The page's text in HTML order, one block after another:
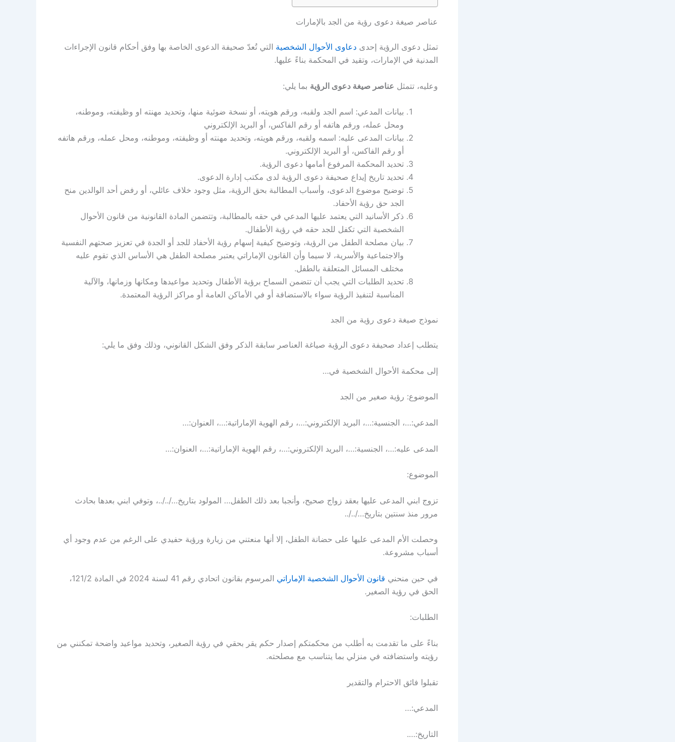
عناصر صيغة دعوى رؤية من الجد بالإمارات
تمثل دعوى الرؤية إحدى دعاوى الأحوال الشخصية التي تُعدّ صحيفة الدعوى الخاصة بها وفق أحكام قانون الإجراءات
المدنية في الإمارات، وتقيد في المحكمة بناءً عليها.
وعليه، تتمثل عناصر صيغة دعوى الرؤية بما يلي:
بيانات المدعي: اسم الجد ولقبه، ورقم هويته، أو نسخة ضوئية منها، وتحديد مهنته او وظيفته، وموطنه،
ومحل عمله، ورقم هاتفه أو رقم الفاكس، أو البريد الإلكتروني
بيانات المدعى عليه: اسمه ولقبه، ورقم هويته، وتحديد مهنته أو وظيفته، وموطنه، ومحل عمله، ورقم هاتفه
أو رقم الفاكس، أو البريد الإلكتروني.
تحديد المحكمة المرفوع أمامها دعوى الرؤية.
تحديد تاريخ إيداع صحيفة دعوى الرؤية لدى مكتب إدارة الدعوى.
توضيح موضوع الدعوى، وأسباب المطالبة بحق الرؤية، مثل وجود خلاف عائلي، أو رفض أحد الوالدين منح
الجد حق رؤية الأحفاد.
ذكر الأسانيد التي يعتمد عليها المدعي في حقه بالمطالبة، وتتضمن المادة القانونية من قانون الأحوال
الشخصية التي تكفل للجد حقه في رؤية الأطفال.
بيان مصلحة الطفل من الرؤية، وتوضيح كيفية إسهام رؤية الأحفاد للجد أو الجدة في تعزيز صحتهم النفسية
والاجتماعية والأسرية، لا سيما وأن القانون الإماراتي يعتبر مصلحة الطفل هي الأساس الذي تقوم عليه
مختلف المسائل المتعلقة بالطفل.
تحديد الطلبات التي يجب أن تتضمن السماح برؤية الأطفال وتحديد مواعيدها ومكانها وزمانها، والآلية
المناسبة لتنفيذ الرؤية سواء بالاستضافة أو في الأماكن العامة أو مراكز الرؤية المعتمدة.
نموذج صيغة دعوى رؤية من الجد
يتطلب إعداد صحيفة دعوى الرؤية صياغة العناصر سابقة الذكر وفق الشكل القانوني، وذلك وفق ما يلي:
إلى محكمة الأحوال الشخصية في…
الموضوع: رؤية صغير من الجد
المدعي:…، الجنسية:…، البريد الإلكتروني:…، رقم الهوية الإماراتية:…، العنوان:…
المدعى عليه:…، الجنسية:…، البريد الإلكتروني:…، رقم الهوية الإماراتية:…، العنوان:…
الموضوع:
تزوج ابني المدعى عليها بعقد زواج صحيح، وأنجبا بعد ذلك الطفل… المولود بتاريخ…/../..، وتوفي ابني بعدها بحادث
مرور منذ سنتين بتاريخ…/../..
وحصلت الأم المدعى عليها على حضانة الطفل، إلا أنها منعتني من زيارة ورؤية حفيدي على الرغم من عدم وجود أي
أسباب مشروعة.
في حين منحني قانون الأحوال الشخصية الإماراتي
المرسوم بقانون اتحادي رقم 41 لسنة 2024 في المادة 121/2،
الحق في رؤية الصغير.
الطلبات:
بناءً على ما تقدمت به أطلب من محكمتكم إصدار حكم يقر بحقي في رؤية الصغير، وتحديد مواعيد واضحة تمكنني من
رؤيته واستضافته في منزلي بما يتناسب مع مصلحته.
تقبلوا فائق الاحترام والتقدير
المدعي:…
التاريخ:….